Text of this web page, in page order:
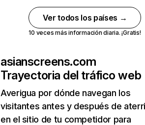
Ver todos los países →
10 veces más información diaria. ¡Gratis!
asianscreens.com
Trayectoria del tráfico web
Averigua por dónde navegan los
visitantes antes y después de
en el sitio de tu competidor para